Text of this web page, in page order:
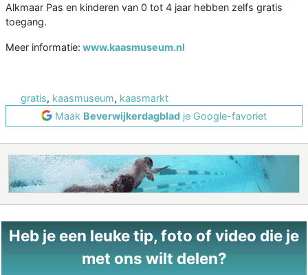
Alkmaar Pas en kinderen van 0 tot 4 jaar hebben zelfs gratis
toegang.
Meer informatie: www.kaasmuseum.nl
gratis, kaasmuseum, kaasmarkt
Maak Beverwijkerdagblad je Google-favoriet
Heb je een leuke tip, foto of video die je
met ons wilt delen?